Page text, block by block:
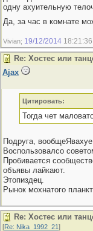
одну ахуительную
Да, за час в комнате
Vivian; 19/12/2014 18:21:36
Re: Хостес или
Ajax
Цитировать:
Тогда чет
Подруга,
Воспользовалсо
Пробивается
объявы лайкают.
Этопиздец.
Рынок мохнатого
Re: Хостес или
[Re: Nika_1992_21]